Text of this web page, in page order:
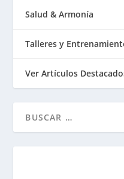
Salud & Armonía
Talleres y
Ver Artículos